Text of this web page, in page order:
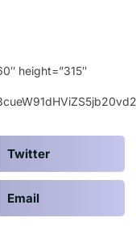
height=”315″
Twitter
Email